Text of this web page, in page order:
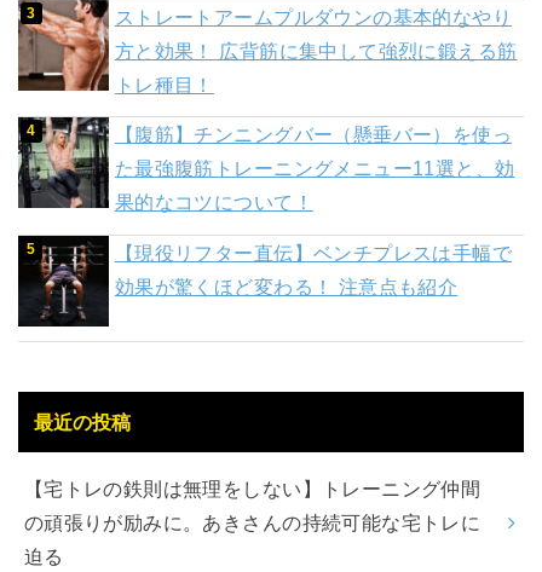
ストレートアームプルダウンの基本的なやり
方と効果！ 広背筋に集中して強烈に鍛える筋
トレ種目！
【腹筋】チンニングバー（懸垂バー）を使っ
た最強腹筋トレーニングメニュー11選と、効
果的なコツについて！
【現役リフター直伝】ベンチプレスは手幅で
効果が驚くほど変わる！ 注意点も紹介
最近の投稿
【宅トレの鉄則は無理をしない】トレーニング仲間
の頑張りが励みに。あきさんの持続可能な宅トレに
迫る